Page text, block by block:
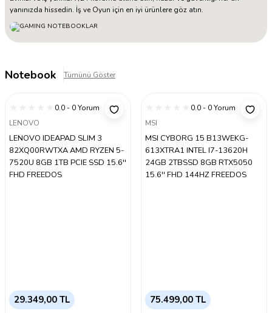
yanınızda hissedin. İş ve Oyun için en iyi ürünlere göz atın.
Notebook Tümünü Göster
0.0 - 0 Yorum
LENOVO
LENOVO IDEAPAD SLIM 3
82XQ00RWTXA AMD RYZEN 5-
7520U 8GB 1TB PCIE SSD 15.6''
FHD FREEDOS
29.349,00 TL
0.0 - 0 Yorum
MSI
MSI CYBORG 15 B13WEKG-
613XTRA1 INTEL I7-13620H
24GB 2TBSSD 8GB RTX5050
15.6'' FHD 144HZ FREEDOS
75.499,00 TL